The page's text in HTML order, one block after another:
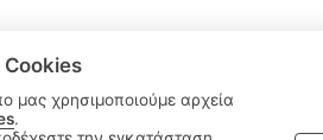
Cookies
μας χρησιμοποιούμε αρχεία
.